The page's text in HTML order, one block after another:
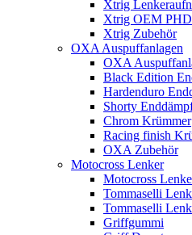
Xtrig
Xtrig OEM
Xtrig Zubehör
OXA Auspuffanlagen
OXA
Black Edition
Hardenduro
Shorty
Chrom Krümmer
Racing finish
OXA Zubehör
Motocross Lenker
Motocross
Tommaselli
Tommaselli
Griffgummi